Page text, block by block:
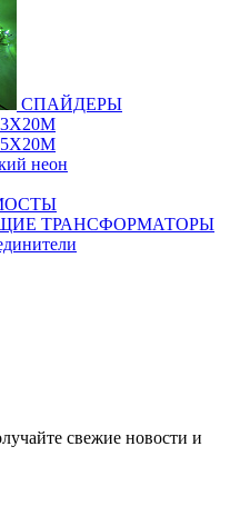
СПАЙДЕРЫ
неон
ТРАНСФОРМАТОРЫ
свежие новости и